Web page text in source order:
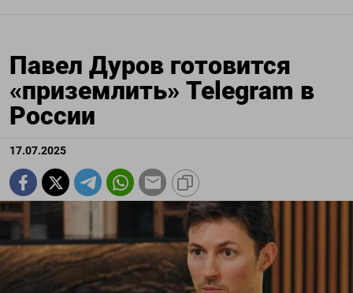
Павел Дуров готовится
«приземлить» Telegram в
России
17.07.2025